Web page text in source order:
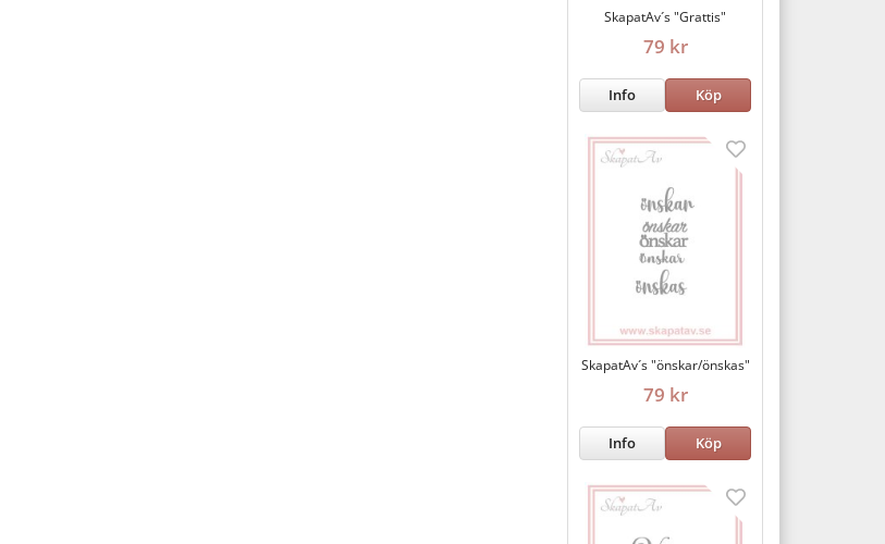
SkapatAv´s "Grattis"
79 kr
Info Köp
SkapatAv´s "önskar/önskas"
79 kr
Info Köp